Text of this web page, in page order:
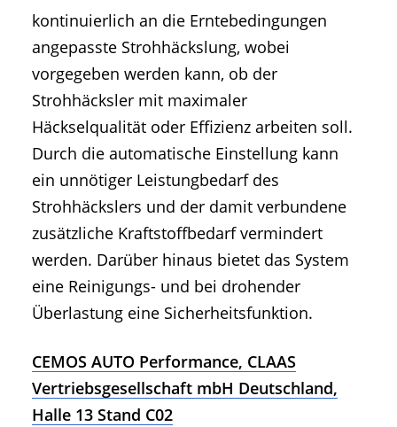
kontinuierlich an die Erntebedingungen
angepasste Strohhäckslung, wobei
vorgegeben werden kann, ob der
Strohhäcksler mit maximaler
Häckselqualität oder Effizienz arbeiten soll.
Durch die automatische Einstellung kann
ein unnötiger Leistungbedarf des
Strohhäckslers und der damit verbundene
zusätzliche Kraftstoffbedarf vermindert
werden. Darüber hinaus bietet das System
eine Reinigungs- und bei drohender
Überlastung eine Sicherheitsfunktion.
CEMOS AUTO Performance, CLAAS
Vertriebsgesellschaft mbH Deutschland,
Halle 13 Stand C02